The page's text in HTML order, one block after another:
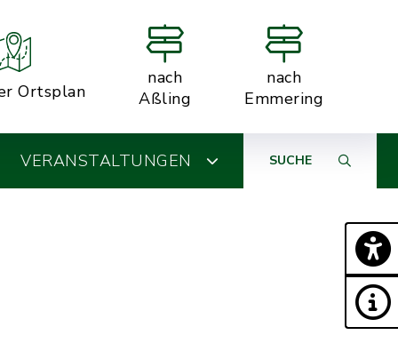
Ortsplan
nach
Aßling
nach
Emmering
VERANSTALTUNGEN SUCHE